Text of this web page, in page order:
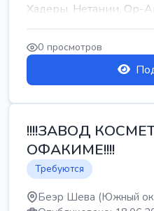
Хадеры, Нетании, Ор-
0 просмотров
!!!!ЗАВОД
ОФАКИМЕ!!!!
Требуются
Беэр Шева (Южный